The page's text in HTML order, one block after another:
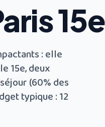
15e
: elle
15e, deux
(60% des
typique : 12